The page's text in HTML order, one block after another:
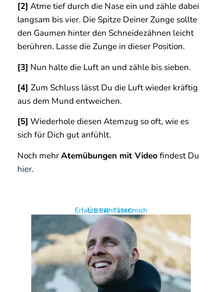
[2] Atme tief durch die Nase ein und zähle dabei
langsam bis vier. Die Spitze Deiner Zunge sollte
den Gaumen hinter den Schneidezähnen leicht
berühren. Lasse die Zunge in dieser Position.
[3] Nun halte die Luft an und zähle bis sieben.
[4] Zum Schluss lässt Du die Luft wieder kräftig
aus dem Mund entweichen.
[5] Wiederhole diesen Atemzug so oft, wie es
sich für Dich gut anfühlt.
Noch mehrAtemübungen mit Videofindest Du
hier.
ÜBER TIMO
Erfahre mehr über mich